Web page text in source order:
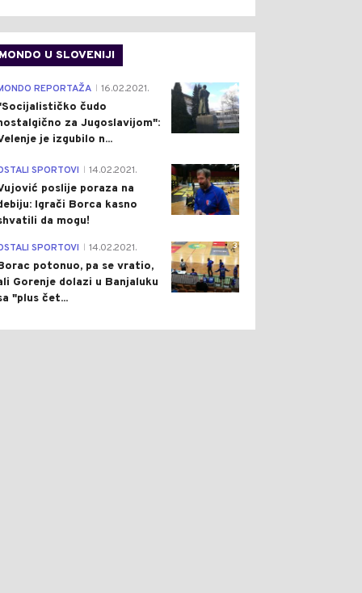
MONDO U SLOVENIJI
4
REPORTAŽA 16.02.2021.
čudo
za Jugoslavijom":
je izgubilo n...
1
SPORTOVI 14.02.2021.
poslije poraza na
Igrači Borca kasno
da mogu!
3
SPORTOVI 14.02.2021.
potonuo, pa se vratio,
Gorenje dolazi u Banjaluku
"plus čet...